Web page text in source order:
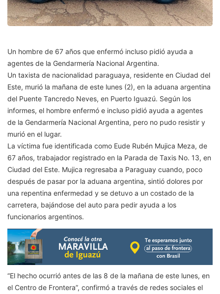
Un hombre de 67 años que enfermó incluso pidió ayuda a
agentes de la Gendarmería Nacional Argentina.
Un taxista de nacionalidad paraguaya, residente en Ciudad del
Este, murió la mañana de este lunes (2), en la aduana argentina
del Puente Tancredo Neves, en Puerto Iguazú. Según los
informes, el hombre enfermó e incluso pidió ayuda a agentes
de la Gendarmería Nacional Argentina, pero no pudo resistir y
murió en el lugar.
La víctima fue identificada como Eude Rubén Mujica Meza, de
67 años, trabajador registrado en la Parada de Taxis No. 13, en
Ciudad del Este. Mujica regresaba a Paraguay cuando, poco
después de pasar por la aduana argentina, sintió dolores por
una repentina enfermedad y se detuvo a un costado de la
carretera, bajándose del auto para pedir ayuda a los
funcionarios argentinos.
“El hecho ocurrió antes de las 8 de la mañana de este lunes, en
el Centro de Frontera”, confirmó a través de redes sociales el